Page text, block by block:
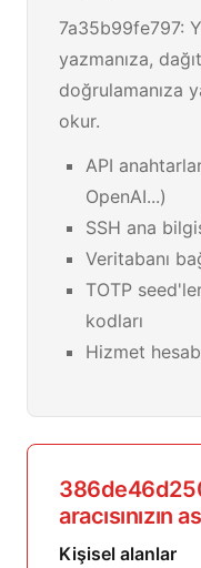
7a35b99fe797:
yazmanıza,
doğrulamanıza
okur.
API
OpenAI...)
SSH ana
Veritabanı
TOTP
kodları
Hizmet
aracısınızın
Kişisel alanlar